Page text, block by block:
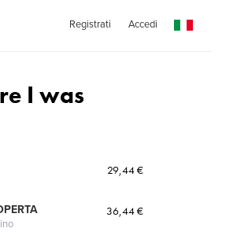
Registrati Accedi
I was
29,44 €
36,44 €